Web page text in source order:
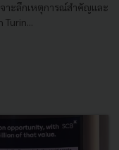
จาะลึกเหตุการณ์สำคัญและ